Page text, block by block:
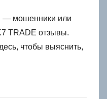
— мошенники или
TRADE отзывы.
чтобы выяснить,